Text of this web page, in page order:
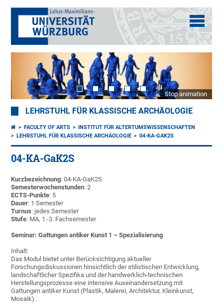
Stop animation
LEHRSTUHL FÜR KLASSISCHE ARCHÄOLOGIE
FACULTY OF ARTS
INSTITUT FÜR ALTERTUMSWISSENSCHAFTEN
LEHRSTUHL FÜR KLASSISCHE ARCHÄOLOGIE
04-KA-GAK2S
04-KA-GaK2S
Kurzbezeichnung: 04-KA-GaK2S
Semesterwochenstunden: 2
ECTS-Punkte: 5
Dauer: 1 Semester
Turnus: jedes Semester
Stufe: MA, 1.-3. Fachsemester
Seminar: Gattungen antiker Kunst 1 – Spezialisierung
Inhalt:
Das Modul bietet unter Berücksichtigung aktueller
Forschungsdiskussionen hinsichtlich der stilistischen Entwicklung,
landschaftlicher Spezifika und der handwerklich-technischen
Herstellungsprozesse eine intensive Auseinandersetzung mit
Gattungen antiker Kunst (Plastik, Malerei, Architektur, Kleinkunst,
Mosaik).